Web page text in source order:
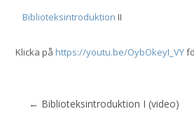
kurser
Biblioteksintroduktion II
Klicka på https://youtu.be/OybOkeyI_VY
← Biblioteksintroduktion I (video)